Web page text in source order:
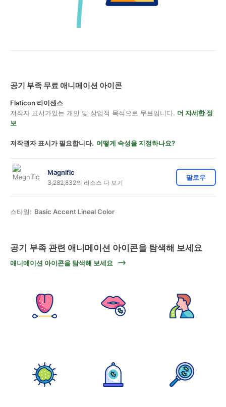
공기 부족 무료 애니메이션 아이콘
Flaticon 라이센스
저작자 표시가있는 개인 및 상업적 목적으로 무료입니다. 더 자세한 정
보
저작권자 표시가 필요합니다. 어떻게 속성을 지정하나요?
Magnific
3,282,832의 리소스 다 보기
팔로우
스타일: Basic Accent Lineal Color
공기 부족 관련 애니메이션 아이콘을 탐색해 보세요
애니메이션 아이콘을 탐색해 보세요